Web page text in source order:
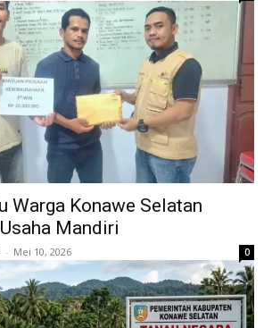
Warga Konawe Selatan
Mandiri
- Mei 10, 2026 0